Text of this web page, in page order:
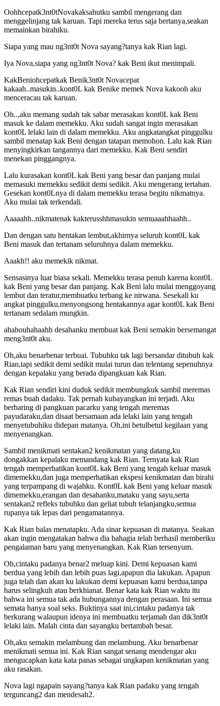
Oohhcepatk3nt0tNovakaksahutku sambil mengerang dan
menggelinjang tak karuan. Tapi mereka terus saja bertanya,seakan
memainkan birahiku.
Siapa yang mau ng3nt0t Nova sayang?tanya kak Rian lagi.
Iya Nova,siapa yang ng3nt0t Nova? kak Beni ikut menimpali.
KakBeniohcepatkak Benik3nt0t Novacepat
kakaah..masukin..kont0L kak Benike memek Nova kakooh aku
menceracau tak karuan.
Oh..,aku memang sudah tak sabar merasakan kont0L kak Beni
masuk ke dalam memekku. Aku sudah sangat ingin merasakan
kont0L lelaki lain di dalam memekku. Aku angkatangkat pinggulku
sambil menatap kak Beni dengan tatapan memohon. Lalu kak Rian
menyingkirkan tangannya dari memekku. Kak Beni sendiri
menekan pinggangnya.
Lalu kurasakan kont0L kak Beni yang besar dan panjang mulai
memasuki memekku sedikit demi sedikit. Aku mengerang tertahan.
Gesekan kont0Lnya di dalam memekku terasa begitu nikmatnya.
Aku mulai tak terkendali.
Aaaaahh..nikmatenak kakterusshhmasukin semuaaahhaahh..
Dan dengan satu hentakan lembut,akhirnya seluruh kont0L kak
Beni masuk dan tertanam seluruhnya dalam memekku.
Aaakh!! aku memekik nikmat.
Sensasinya luar biasa sekali. Memekku terasa penuh karena kont0L
kak Beni yang besar dan panjang. Kak Beni lalu mulai menggoyang
lembut dan teratur,membuatku terbang ke nirwana. Sesekali ku
angkat pinggulku,menyongsong hentakannya agar kont0L kak Beni
tertanam sedalam mungkin.
ahahouhahaahh desahanku membuat kak Beni semakin bersemangat
meng3nt0t aku.
Oh,aku benarbenar terbuai. Tubuhku tak lagi bersandar ditubuh kak
Rian,tapi sedikit demi sedikit mulai turun dan telentang sepenuhnya
dengan kepalaku yang berada dipangkuan kak Rian.
Kak Rian sendiri kini duduk sedikit membungkuk sambil meremas
remas buah dadaku. Tak pernah kubayangkan ini terjadi. Aku
berbaring di pangkuan pacarku yang tengah meremas
payudaraku,dan disaat bersamaan ada lelaki lain yang tengah
menyetubuhiku didepan matanya. Oh,ini betulbetul kegilaan yang
menyenangkan.
Sambil menikmati sentakan2 kenikmatan yang datang,ku
dongakkan kepalaku memandang kak Rian. Ternyata kak Rian
tengah memperhatikan kont0L kak Beni yang tengah keluar masuk
dimemekku,dan juga memperhatikan ekspesi kenikmatan dan birahi
yang terpampang di wajahku. Kont0L kak Beni yang keluar masuk
dimemekku,erangan dan desahanku,mataku yang sayu,serta
sentakan2 refleks tubuhku dan geliat tubuh telanjangku,semua
rupanya tak lepas dari pengamatannya.
Kak Rian balas menatapku. Ada sinar kepuasan di matanya. Seakan
akan ingin mengatakan bahwa dia bahagia telah berhasil memberiku
pengalaman baru yang menyenangkan. Kak Rian tersenyum.
Oh,cintaku padanya benar2 meluap kini. Demi kepuasan kami
berdua yang lebih dan lebih puas lagi,apapun dia lakukan. Apapun
juga telah dan akan ku lakukan demi kepuasan kami berdua,tanpa
harus selingkuh atau berkhianat. Benar kata kak Rian waktu itu
bahwa ini semua tak ada hubungannya dengan perasaan. Ini semua
semata hanya soal seks. Buktinya saat ini,cintaku padanya tak
berkurang walaupun idenya ini membuatku terjamah dan dik3nt0t
lelaki lain. Malah cinta dan sayangku bertambah besar.
Oh,aku semakin melambung dan melambung. Aku benarbenar
menikmati semua ini. Kak Rian sangat senang mendengar aku
mengucapkan kata kata panas sebagai ungkapan kenikmatan yang
aku rasakan.
Nova lagi ngapain sayang?tanya kak Rian padaku yang tengah
terguncang2 dan mendesah2.